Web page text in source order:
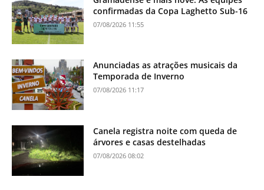
confirmadas da Copa Laghetto Sub-16
07/08/2026 11:55
Anunciadas as atrações musicais da
Temporada de Inverno
07/08/2026 11:17
Canela registra noite com queda de
árvores e casas destelhadas
07/08/2026 08:02